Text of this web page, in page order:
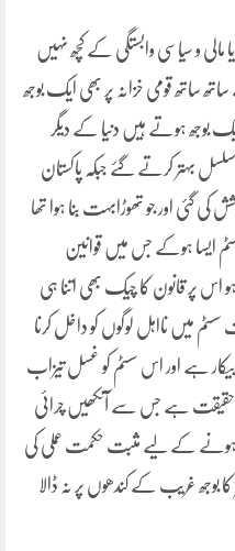
و سیاسی وابستگی کے کچھ نہیں
ساتھ قومی خزانہ پر بھی ایک بوجھ
بوجھ ہوتے ہیں دنیا کے دیگر
بہتر کرتے گئے جبکہ پاکستان
کی گئی اور جو تھوڑابہت بنا ہوا تھا
ایسا ہوکے جس میں قوانین
اس پر قانون کا چیک بھی اتنا ہی
میں نااہل لوگوں کو داخل کرنا
بیکار ہے اور اس سسٹم کو غسل تیزاب
ہے جس سے آنکھیں چرائی
ہونے کے لیے مثبت حکمت عملی کی
غریب کے کندھوں پر نہ ڈالا